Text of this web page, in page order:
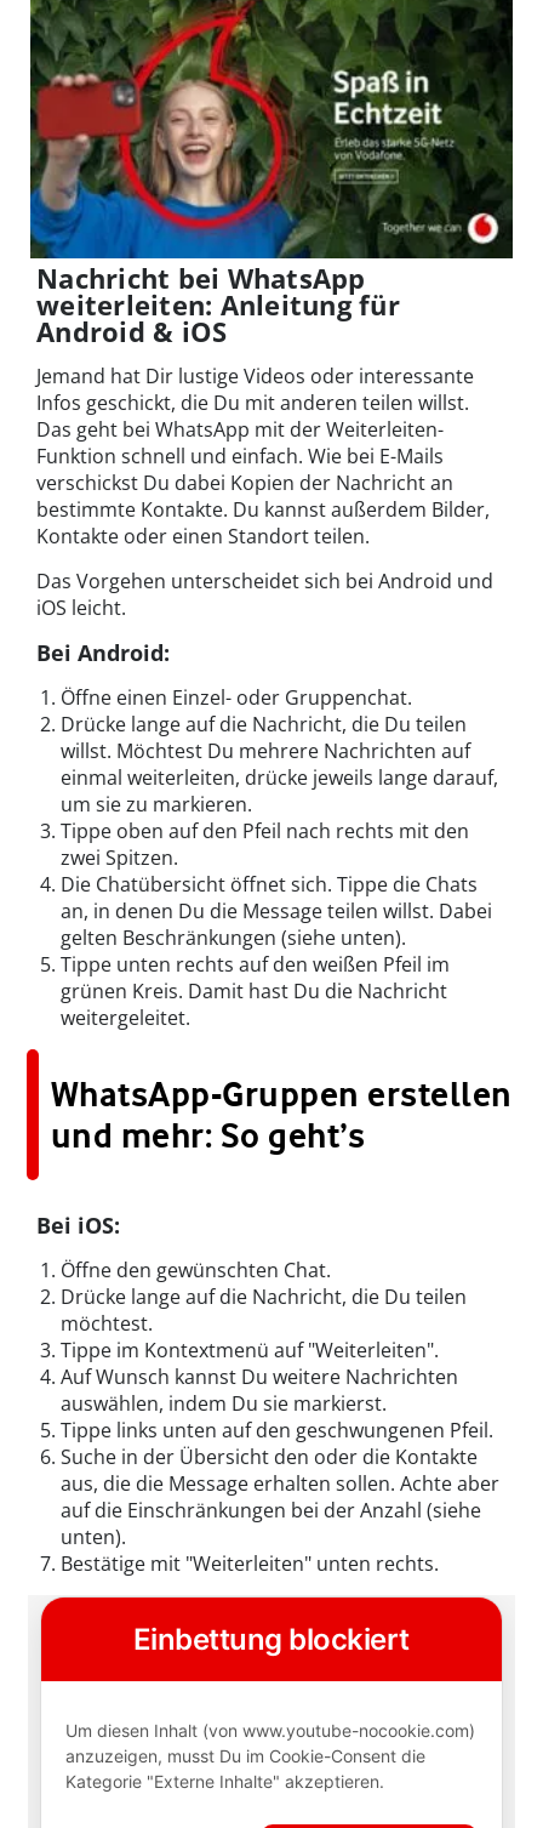
Nachricht bei WhatsApp
weiterleiten: Anleitung für
Android & iOS
Jemand hat Dir lustige Videos oder interessante
Infos geschickt, die Du mit anderen teilen willst.
Das geht bei WhatsApp mit der Weiterleiten-
Funktion schnell und einfach. Wie bei E-Mails
verschickst Du dabei Kopien der Nachricht an
bestimmte Kontakte. Du kannst außerdem Bilder,
Kontakte oder einen Standort teilen.
Das Vorgehen unterscheidet sich bei Android und
iOS leicht.
Bei Android:
Öffne einen Einzel- oder Gruppenchat.
Drücke lange auf die Nachricht, die Du teilen
willst. Möchtest Du mehrere Nachrichten auf
einmal weiterleiten, drücke jeweils lange darauf,
um sie zu markieren.
Tippe oben auf den Pfeil nach rechts mit den
zwei Spitzen.
Die Chatübersicht öffnet sich. Tippe die Chats
an, in denen Du die Message teilen willst. Dabei
gelten Beschränkungen (siehe unten).
Tippe unten rechts auf den weißen Pfeil im
grünen Kreis. Damit hast Du die Nachricht
weitergeleitet.
WhatsApp-Gruppen erstellen
und mehr: So geht’s
Bei iOS:
Öffne den gewünschten Chat.
Drücke lange auf die Nachricht, die Du teilen
möchtest.
Tippe im Kontextmenü auf "Weiterleiten".
Auf Wunsch kannst Du weitere Nachrichten
auswählen, indem Du sie markierst.
Tippe links unten auf den geschwungenen Pfeil.
Suche in der Übersicht den oder die Kontakte
aus, die die Message erhalten sollen. Achte aber
auf die Einschränkungen bei der Anzahl (siehe
unten).
Bestätige mit "Weiterleiten" unten rechts.